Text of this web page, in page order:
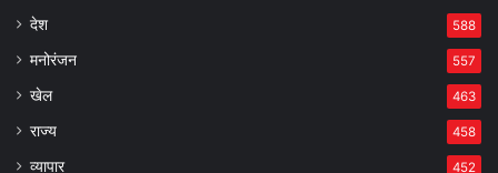
देश 588
मनोरंजन 557
खेल 463
राज्य 458
व्यापार 452